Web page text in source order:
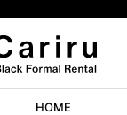
HOME